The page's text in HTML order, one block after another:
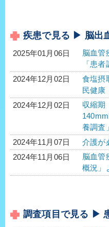
疾患で見る ▶ 脳出
2025年01月06日
脳血管
「患
2024年12月02日
食塩摂
民健康
2024年12月02日
収縮期
養調査
2024年11月07日
介護が
2024年11月06日
脳血管
概況」
調査項目で見る ▶